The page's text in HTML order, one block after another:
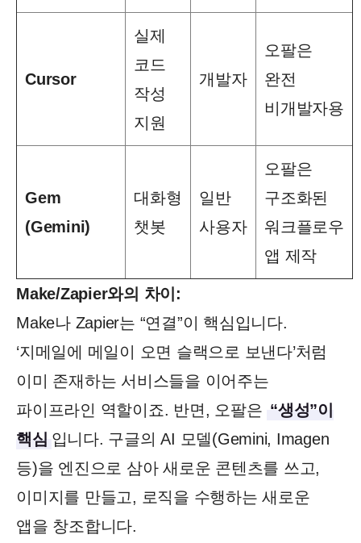
Cursor
실제
코드
작성
지원
개발자
오팔은
완전
비개발자용
Gem
(Gemini)
대화형
챗봇
일반
사용자
오팔은
구조화된
워크플로우
앱 제작
Make/Zapier와의 차이:
Make나 Zapier는 “연결”이 핵심입니다.
‘지메일에 메일이 오면 슬랙으로 보낸다’처럼
이미 존재하는 서비스들을 이어주는
파이프라인 역할이죠. 반면, 오팔은 “생성”이
핵심 입니다. 구글의 AI 모델(Gemini, Imagen
등)을 엔진으로 삼아 새로운 콘텐츠를 쓰고,
이미지를 만들고, 로직을 수행하는 새로운
앱을 창조합니다.